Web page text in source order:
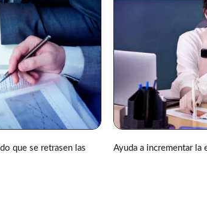
que se retrasen las
Ayuda a incrementar la